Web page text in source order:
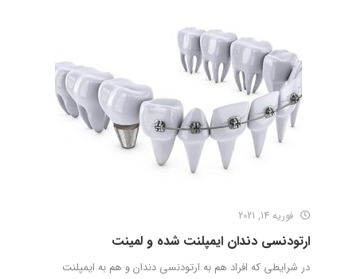
فوریه 14, 2021
ارتودنسی دندان ایمپلنت شده و لمینت
در شرایطی که افراد هم به ارتودنسی دندان و هم به ایمپلنت